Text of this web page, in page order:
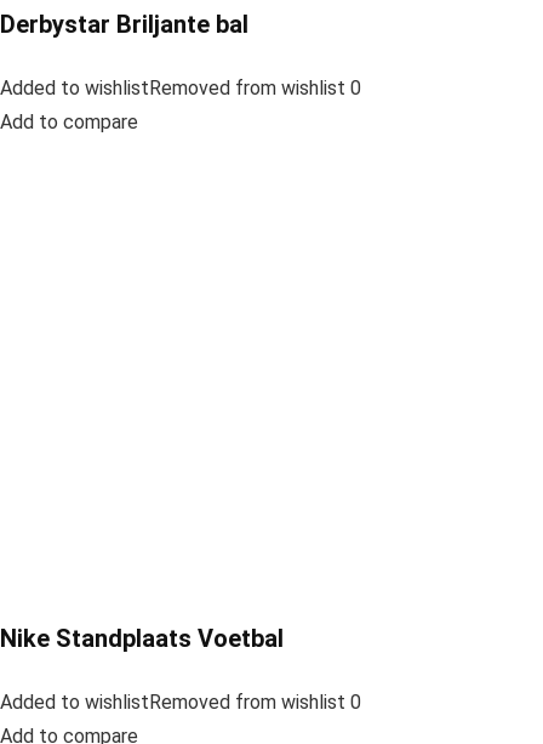
Derbystar Briljante bal
Added to wishlistRemoved from wishlist 0
Add to compare
Nike Standplaats Voetbal
Added to wishlistRemoved from wishlist 0
Add to compare